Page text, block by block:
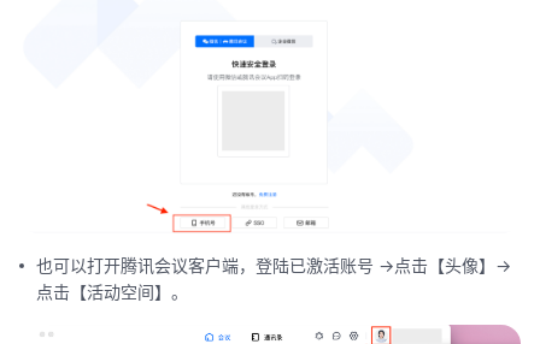
也可以打开腾讯会议客户端，登陆已激活账号 ->点击【头像】->
点击【活动空间】。